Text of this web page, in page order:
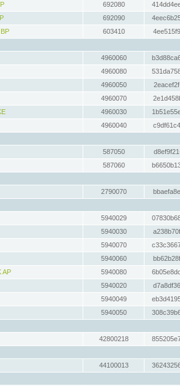
692080
692090
603410
4960060
4960080
4960050
4960070
4960030
4960040
587050
587060
2790070
5940029
5940030
5940070
5940060
AP
5940080
5940020
5940049
5940050
42800218
44100013